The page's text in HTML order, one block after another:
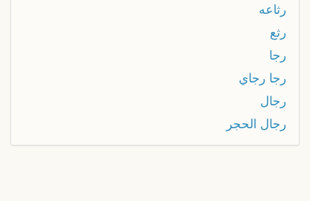
رثاعه
رثع
رجا
رجا رجاي
رجال
رجال الحجر